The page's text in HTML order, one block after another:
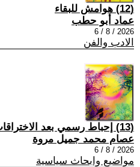
(12) هوامش للبقاء
عماد أبو حطب
2026 / 8 / 6
الادب والفن
(13) إحباط رسمي بعد الاختراقات العدوانية بلا تبرير
عصام محمد جميل مروة
2026 / 8 / 6
مواضيع وابحاث سياسية